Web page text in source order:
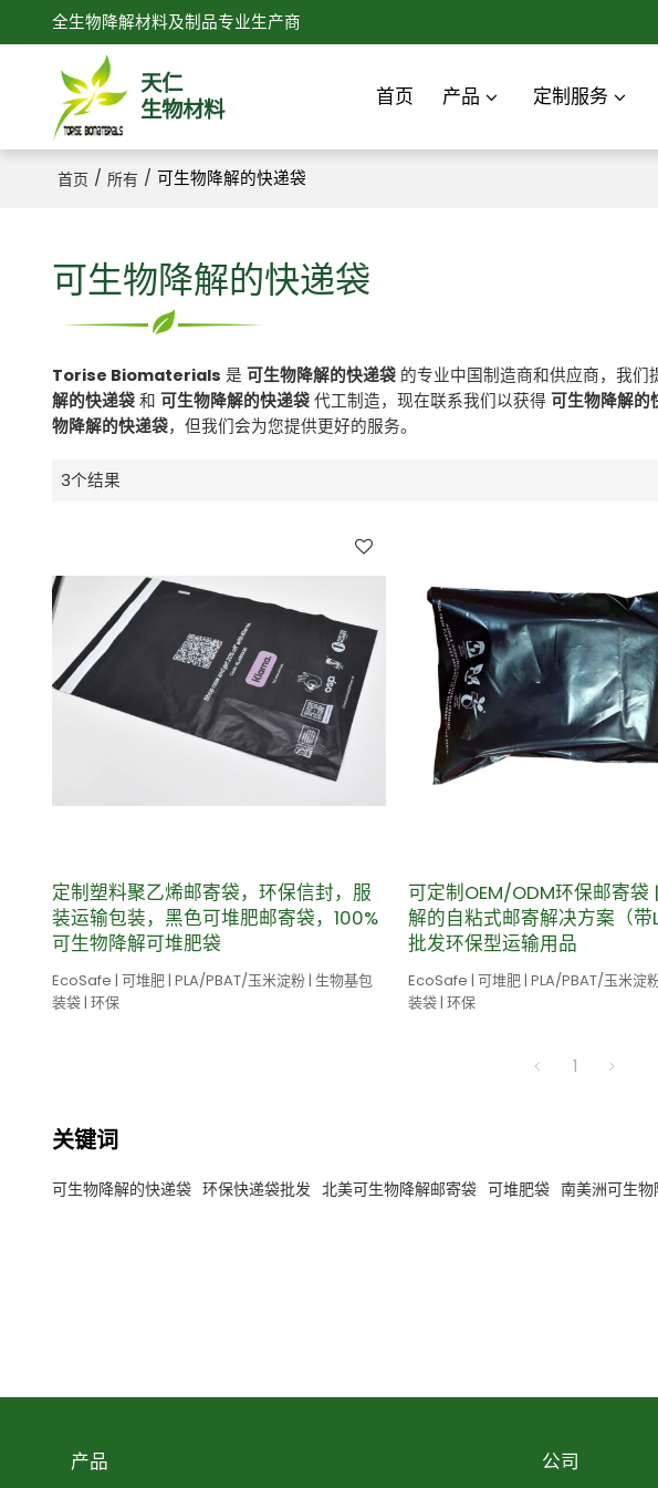
全生物降解材料及制品专业生产商
天仁
生物材料
首页 产品 定制服务
首页 / 所有 / 可生物降解的快递袋
可生物降解的快递袋
Torise Biomaterials 是 可生物降解的快递袋的专业中国制造商和供应商，我们
解的快递袋和 可生物降解的快递袋代工制造，现在联系我们以获得 可生物降解的
物降解的快递袋，但我们会为您提供更好的服务。
3个结果
定制塑料聚乙烯邮寄袋，环保信封，服
装运输包装，黑色可堆肥邮寄袋，100%
可生物降解可堆肥袋
EcoSafe | 可堆肥 | PLA/PBAT/玉米淀粉 | 生物基包
装袋 | 环保
可定制OEM/ODM环保邮寄袋
解的自粘式邮寄解决方案（
批发环保型运输用品
EcoSafe | 可堆肥 | PLA/PBAT/玉米淀
装袋 | 环保
1
关键词
可生物降解的快递袋 环保快递袋批发 北美可生物降解邮寄袋 可堆肥袋 南美洲可生
产品 公司